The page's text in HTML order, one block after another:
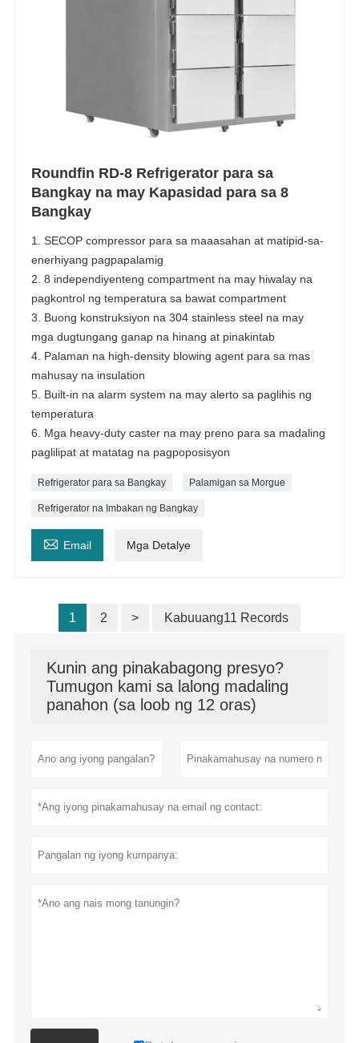
Roundfin RD-8 Refrigerator para sa
Bangkay na may Kapasidad para sa 8
Bangkay
1. SECOP compressor para sa maaasahan at matipid-sa-
enerhiyang pagpapalamig
2. 8 independiyenteng compartment na may hiwalay na
pagkontrol ng temperatura sa bawat compartment
3. Buong konstruksiyon na 304 stainless steel na may
mga dugtungang ganap na hinang at pinakintab
4. Palaman na high-density blowing agent para sa mas
mahusay na insulation
5. Built-in na alarm system na may alerto sa paglihis ng
temperatura
6. Mga heavy-duty caster na may preno para sa madaling
paglilipat at matatag na pagpoposisyon
Refrigerator para sa Bangkay Palamigan sa Morgue
Refrigerator na Imbakan ng Bangkay
 Email Mga Detalye
1 2 > Kabuuang11 Records
Kunin ang pinakabagong presyo?
Tumugon kami sa lalong madaling
panahon (sa loob ng 12 oras)